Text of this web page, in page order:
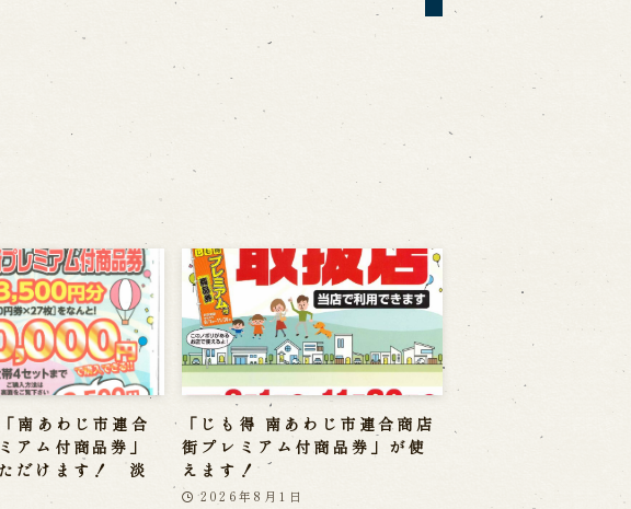
南あわじ市連合
アム付商品券」
だけます！ 淡
「じも得 南あわじ市連合商店
街プレミアム付商品券」が使
えます！
2026年8月1日